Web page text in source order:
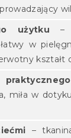
użytku –
w
kształt
miła w
–